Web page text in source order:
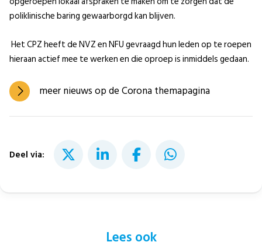
poliklinische baring gewaarborgd kan blijven.
Het CPZ heeft de NVZ en NFU gevraagd hun leden op te roepen
hieraan actief mee te werken en die oproep is inmiddels gedaan.
meer nieuws op de Corona themapagina
Deel via:
Lees ook